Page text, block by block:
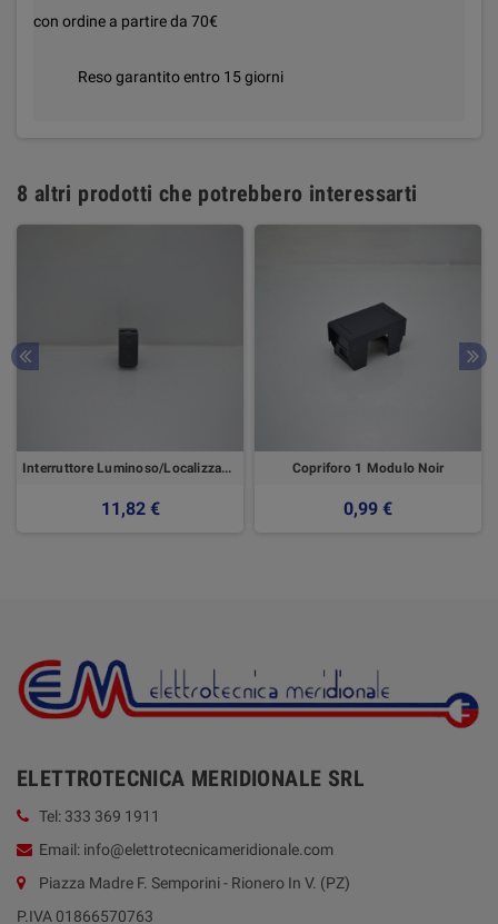
con ordine a partire da 70€
Reso garantito entro 15 giorni
8 altri prodotti che potrebbero interessarti
Interruttore Luminoso/Localizzazione - GEWISS
11,82 €
Copriforo 1 Modulo Noir
0,99 €
ELETTROTECNICA MERIDIONALE SRL
Tel: 333 369 1911
Email: info@elettrotecnicameridionale.com
Piazza Madre F. Semporini - Rionero In V. (PZ)
P.IVA 01866570763